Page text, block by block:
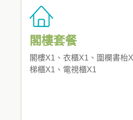
閣樓套餐
閣樓X1、衣櫃X1、圍欄書枱
梯櫃X1、電視櫃X1